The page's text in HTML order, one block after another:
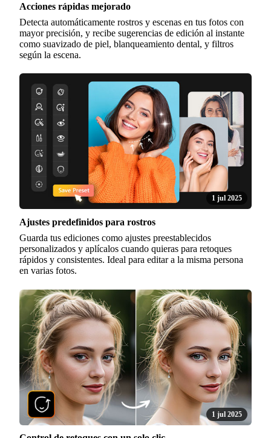
Acciones rápidas mejorado
Detecta automáticamente rostros y escenas en tus fotos con
mayor precisión, y recibe sugerencias de edición al instante
como suavizado de piel, blanqueamiento dental, y filtros
según la escena.
1 jul 2025
Ajustes predefinidos para rostros
Guarda tus ediciones como ajustes preestablecidos
personalizados y aplícalos cuando quieras para retoques
rápidos y consistentes. Ideal para editar a la misma persona
en varias fotos.
1 jul 2025